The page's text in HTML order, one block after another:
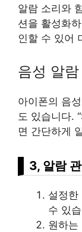
알람 소리와
션을 활성화
인할 수 있어
음성 알
아이폰의 음
도 있습니다.
면 간단하게
3, 알람
설정한
수 있
원하는